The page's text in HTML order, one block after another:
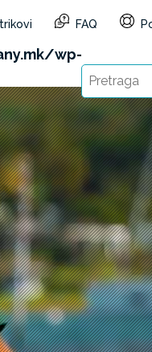
wp-
FAQ